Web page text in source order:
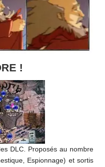
!
DLC. Proposés au nombre
Espionnage) et sortis